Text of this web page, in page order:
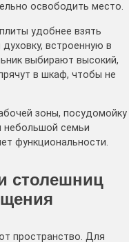
освободить место.
удобнее взять
встроенную в
выбирают высокий,
в шкаф, чтобы не
зоны, посудомойку
семьи
функциональности.
столешниц
пространство. Для